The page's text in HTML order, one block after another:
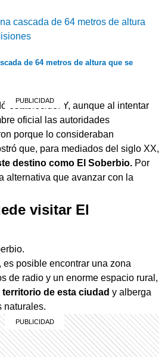
de 64 metros de altura que se
establecido. Y, aunque al intentar
oficial las autoridades
porque lo consideraban
que, para mediados del siglo XX,
destino como El Soberbio. Por
alternativa que avanzar con la
visitar El
posible encontrar una zona
de radio y un enorme espacio rural,
territorio de esta ciudad y alberga
naturales.